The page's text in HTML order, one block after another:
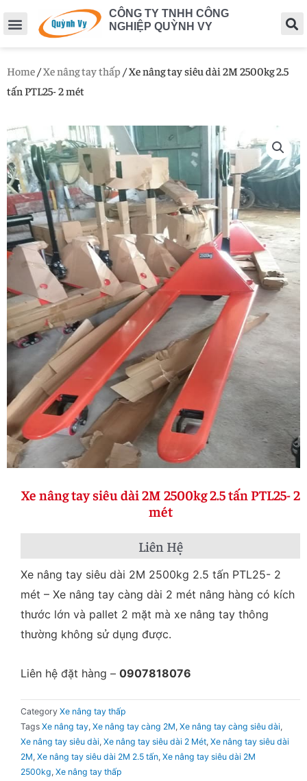
CÔNG TY TNHH CÔNG
NGHIỆP QUỲNH VY
Home /Xe nâng tay thấp / Xe nâng tay siêu dài 2M 2500kg 2.5
tấn PTL25- 2 mét
Xe nâng tay siêu dài 2M 2500kg 2.5 tấn PTL25- 2
mét
Liên Hệ
Xe nâng tay siêu dài 2M 2500kg 2.5 tấn PTL25- 2
mét – Xe nâng tay càng dài 2 mét nâng hàng có kích
thước lớn và pallet 2 mặt mà xe nâng tay thông
thường không sử dụng được.
Liên hệ đặt hàng – 0907818076
Category Xe nâng tay thấp
Tags Xe nâng tay, Xe nâng tay càng 2M, Xe nâng tay càng siêu dài,
Xe nâng tay siêu dài, Xe nâng tay siêu dài 2 Mét, Xe nâng tay siêu dài
2M, Xe nâng tay siêu dài 2M 2.5 tấn, Xe nâng tay siêu dài 2M
2500kg, Xe nâng tay thấp